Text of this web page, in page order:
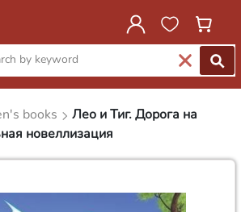
books
Лео и Тиг. Дорога на
новеллизация